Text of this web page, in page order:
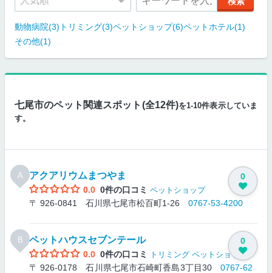
動物病院(3) トリミング(3)ペットショップ(6)ペットホテル(1)
その他(1)
七尾市のペット関連スポット(全12件)を1-10件表示していま
す。
A アクアリウムまつやま
0.0 0件の口コミ ペットショップ
〒 926-0841 石川県七尾市松百町1-26 0767-53-4200
0
B ペットハウスセブンテール
0.0 0件の口コミ トリミング ペットショップ
〒 926-0178 石川県七尾市石崎町香島3丁目30 0767-62
0